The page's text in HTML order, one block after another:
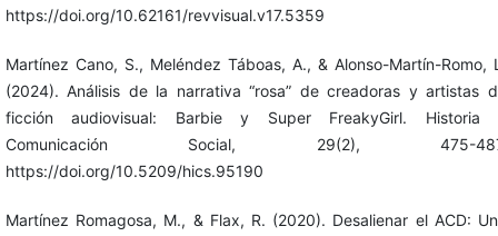
https://doi.org/10.62161/revvisual.v17.5359
Martínez Cano, S., Meléndez Táboas, A., & Alonso-Martín-Romo,
(2024). Análisis de la narrativa “rosa” de creadoras y artistas
ficción audiovisual: Barbie y Super FreakyGirl. Historia
Comunicación Social, 29(2), 475-
https://doi.org/10.5209/hics.95190
Martínez Romagosa, M., & Flax, R. (2020). Desalienar el ACD: